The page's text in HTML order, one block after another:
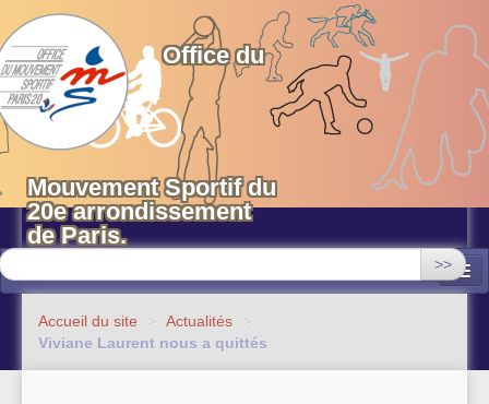
OMS 20 Paris
Office du
Mouvement Sportif du
20e arrondissement
de Paris.
>>
Equipements sportifs municipaux
Accueil du site > Actualités
>
Viviane Laurent nous a quittés